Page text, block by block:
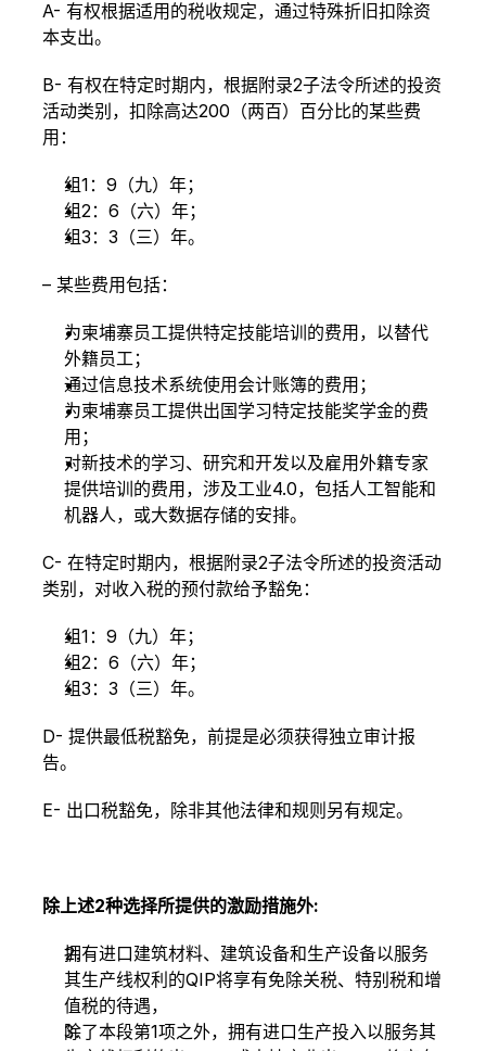
A- 有权根据适用的税收规定，通过特殊折旧扣除资
本支出。
B- 有权在特定时期内，根据附录2子法令所述的投资
活动类别，扣除高达200（两百）百分比的某些费
用：
组1：9（九）年；
组2：6（六）年；
组3：3（三）年。
– 某些费用包括：
为柬埔寨员工提供特定技能培训的费用，以替代
外籍员工；
通过信息技术系统使用会计账簿的费用；
为柬埔寨员工提供出国学习特定技能奖学金的费
用；
对新技术的学习、研究和开发以及雇用外籍专家
提供培训的费用，涉及工业4.0，包括人工智能和
机器人，或大数据存储的安排。
C- 在特定时期内，根据附录2子法令所述的投资活动
类别，对收入税的预付款给予豁免：
组1：9（九）年；
组2：6（六）年；
组3：3（三）年。
D- 提供最低税豁免，前提是必须获得独立审计报
告。
E- 出口税豁免，除非其他法律和规则另有规定。
除上述2种选择所提供的激励措施外:
拥有进口建筑材料、建筑设备和生产设备以服务
其生产线权利的QIP将享有免除关税、特别税和增
值税的待遇，
除了本段第1项之外，拥有进口生产投入以服务其